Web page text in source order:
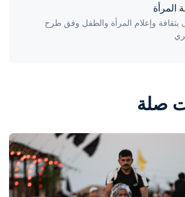
المرأة
بثقافة وإعلام المرأة والطفل وفق طرح
صلة